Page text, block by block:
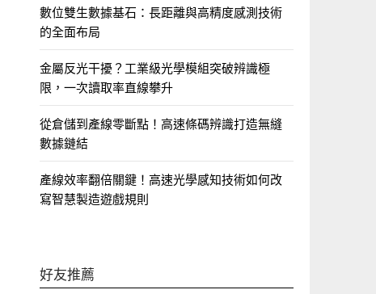
數位雙生數據基石：長距離與高精度感測技術
的全面布局
金屬反光干擾？工業級光學模組突破辨識極
限，一次讀取率直線攀升
從倉儲到產線零斷點！高速條碼辨識打造無縫
數據鏈結
產線效率翻倍關鍵！高速光學感知技術如何改
寫智慧製造遊戲規則
好友推薦